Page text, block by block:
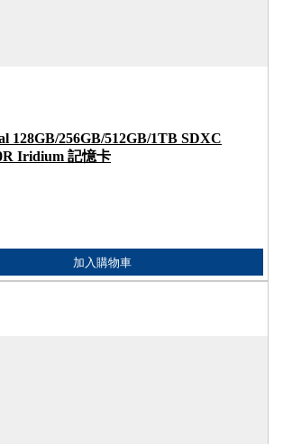
128GB/256GB/512GB/1TB SDXC
Iridium 記憶卡
加入購物車